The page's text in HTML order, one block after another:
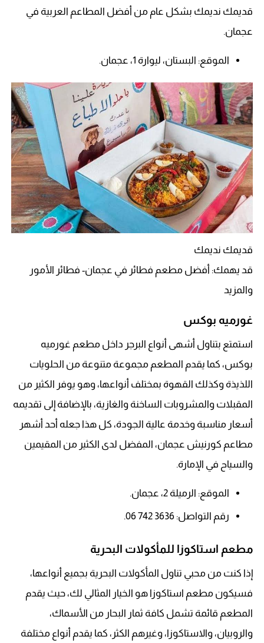
قديمك نديمك بشكل عام من أفضل المطاعم العربية في
عجمان.
الموقع: البستان، ليوارة 1، عجمان.
قديمك نديمك
قد يهمك: أفضل مطعم فطائر في عجمان- فطائر الأمور
والمزيد
غورميه بوكس
استمتع بتناول أشهى أنواع البرجر داخل مطعم غورميه
بوكس، كما يقدم المطعم مجموعة متنوعة من الحلويات
اللذيذة وكذلك القهوة بمختلف أنواعها، وهو يوفر الكثير من
المقبلات والمشروبات الساخنة والغازية، بالإضافة إلى تقديمه
أسعار مناسبة وخدمة عالية الجودة، كل هذا جعله أحد أشهر
مطاعم كورنيش عجمان، المفضل لدى الكثير من المقيمين
والسياح في الإمارة.
الموقع: الرميلة 2، عجمان.
رقم التواصل: 3636 742 06.
مطعم استاكوزا للمأكولات البحرية
إذا كنت من محبي تناول المأكولات البحرية بجميع أنواعها،
فسيكون مطعم استاكوزا هو الخيار المثالي لك، حيث يقدم
المطعم قائمة تشمل كافة ثمار البحار من الأسماك،
والروبيان، والاستاكوزا، وغيرهم الكثر، كما يقدم أنواع مختلفة